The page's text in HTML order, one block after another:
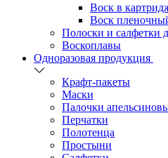
Воск в
Воск
Полоски и салфетки
Воскоплавы
Одноразовая продукция
Крафт-пакеты
Маски
Палочки
Перчатки
Полотенца
Простыни